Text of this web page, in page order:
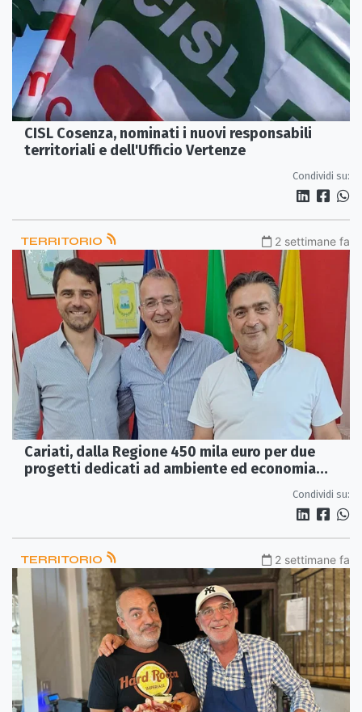
CISL Cosenza, nominati i nuovi responsabili
territoriali e dell'Ufficio Vertenze
Condividi su:
TERRITORIO 2 settimane fa
Cariati, dalla Regione 450 mila euro per due
progetti dedicati ad ambiente ed economia
Condividi su:
TERRITORIO 2 settimane fa